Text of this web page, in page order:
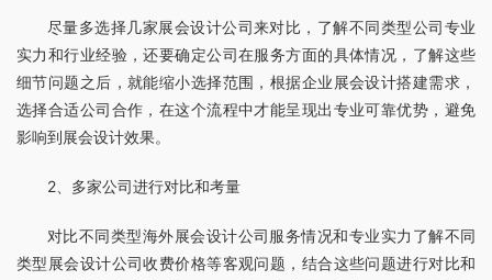
尽量多选择几家展会设计公司来对比，了解不同类型公司专业
实力和行业经验，还要确定公司在服务方面的具体情况，了解这些
细节问题之后，就能缩小选择范围，根据企业展会设计搭建需求，
选择合适公司合作，在这个流程中才能呈现出专业可靠优势，避免
影响到展会设计效果。
2、多家公司进行对比和考量
对比不同类型海外展会设计公司服务情况和专业实力了解不同
类型展会设计公司收费价格等客观问题，结合这些问题进行对比和